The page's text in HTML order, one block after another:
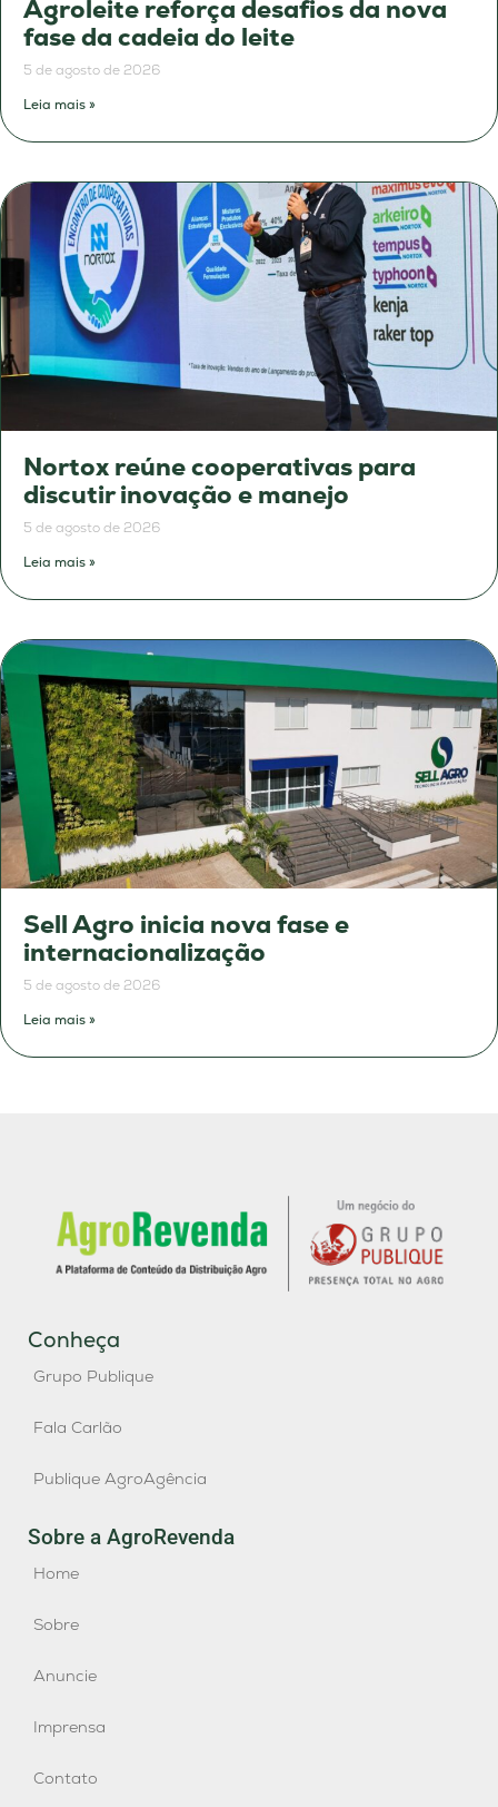
Agroleite reforça desafios da nova
fase da cadeia do leite
5 de agosto de 2026
Leia mais »
Nortox reúne cooperativas para
discutir inovação e manejo
5 de agosto de 2026
Leia mais »
Sell Agro inicia nova fase e
internacionalização
5 de agosto de 2026
Leia mais »
Conheça
Grupo Publique
Fala Carlão
Publique AgroAgência
Sobre a AgroRevenda
Home
Sobre
Anuncie
Imprensa
Contato